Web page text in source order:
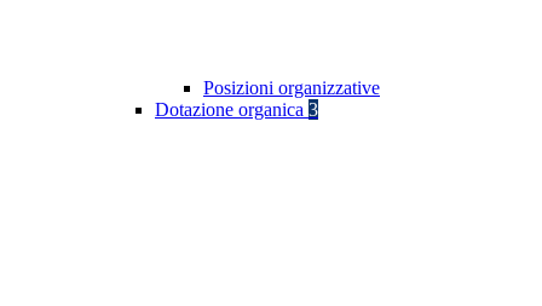
Posizioni organizzative
Dotazione organica 3